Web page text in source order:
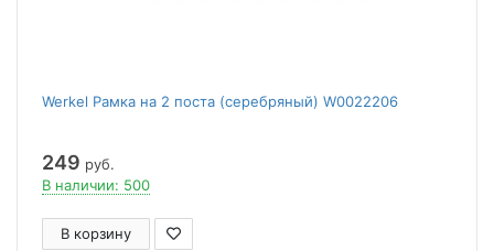
Werkel Рамка на 2 поста (серебряный) W0022206
249 руб.
В наличии: 500
В корзину